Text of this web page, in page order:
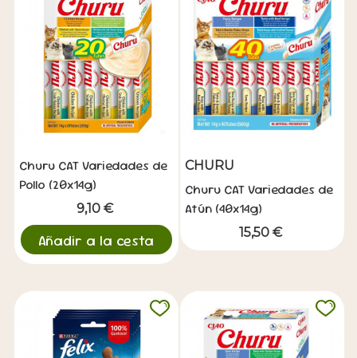
Churu CAT Variedades de
Pollo (20x14g)
9,10 €
Añadir a la cesta
CHURU
Churu CAT Variedades de
Atún (40x14g)
15,50 €